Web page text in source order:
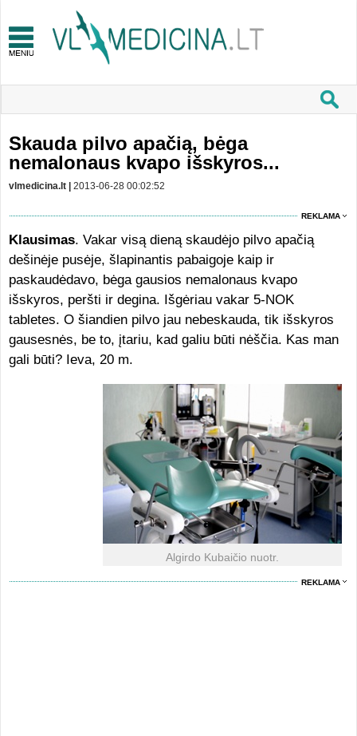
Skauda pilvo apačią, bėga
nemalonaus kvapo išskyros...
vlmedicina.lt | 2013-06-28 00:02:52
REKLAMA
Klausimas. Vakar visą dieną skaudėjo pilvo apačią
dešinėje pusėje, šlapinantis pabaigoje kaip ir
paskaudėdavo, bėga gausios nemalonaus kvapo
išskyros, peršti ir degina. Išgėriau vakar 5-NOK
tabletes. O šiandien pilvo jau nebeskauda, tik išskyros
gausesnės, be to, įtariu, kad galiu būti nėščia. Kas man
gali būti? Ieva, 20 m.
Algirdo Kubaičio nuotr.
REKLAMA